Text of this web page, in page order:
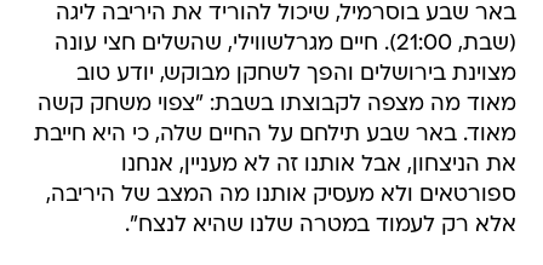
באר שבע בוסרמיל, שיכול להוריד את היריבה ליגה
(שבת, 21:00). חיים מגרלשווילי, שהשלים חצי עונה
מצוינת בירושלים והפך לשחקן מבוקש, יודע טוב
מאוד מה מצפה לקבוצתו בשבת: "צפוי משחק קשה
מאוד. באר שבע תילחם על החיים שלה, כי היא חייבת
את הניצחון, אבל אותנו זה לא מעניין, אנחנו
ספורטאים ולא מעסיק אותנו מה המצב של היריבה,
אלא רק לעמוד במטרה שלנו שהיא לנצח".